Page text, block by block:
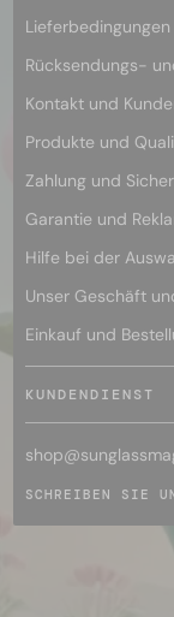
Lieferbedingungen
Rücksendungs-
Kontakt und
Produkte und
Zahlung und
Garantie und
Hilfe bei der
Unser Geschäft
Einkauf und
KUNDENDIENST
shop@
SCHREIBEN SIE